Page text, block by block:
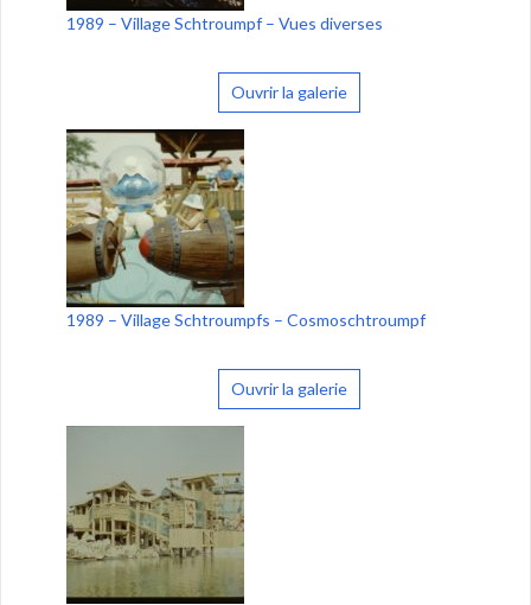
1989 – Village Schtroumpf – Vues diverses
Ouvrir la galerie
1989 – Village Schtroumpfs – Cosmoschtroumpf
Ouvrir la galerie